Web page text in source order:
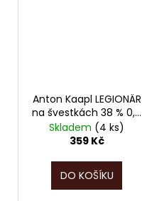
Anton Kaapl LEGIONÄR
na švestkách 38 % 0,7
l
Skladem (4 ks)
359 Kč
DO KOŠÍKU